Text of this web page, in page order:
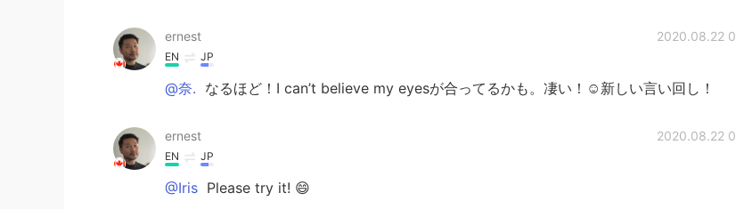
ernest 2020.08.22
EN JP
@奈. なるほど！I can’t believe my eyesが合ってるかも。凄い！☺新しい言い回し！
ernest 2020.08.22
EN JP
@Iris Please try it! 😄